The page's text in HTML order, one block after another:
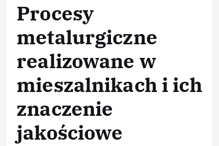
Procesy
metalurgiczne
realizowane w
mieszalnikach i ich
znaczenie
jakościowe